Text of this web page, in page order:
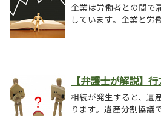
企業は労働者との間で
しています。企業と労
【弁護士が解説】
相続が発生すると、遺
ります。遺産分割協議